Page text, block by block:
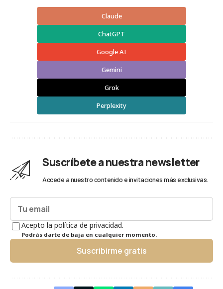
Claude
ChatGPT
Google AI
Gemini
Grok
Perplexity
Suscríbete a nuestra newsletter
Accede a nuestro contenido e invitaciones más exclusivas.
Acepto la política de privacidad.
Podrás darte de baja en cualquier momento.
Suscribirme gratis